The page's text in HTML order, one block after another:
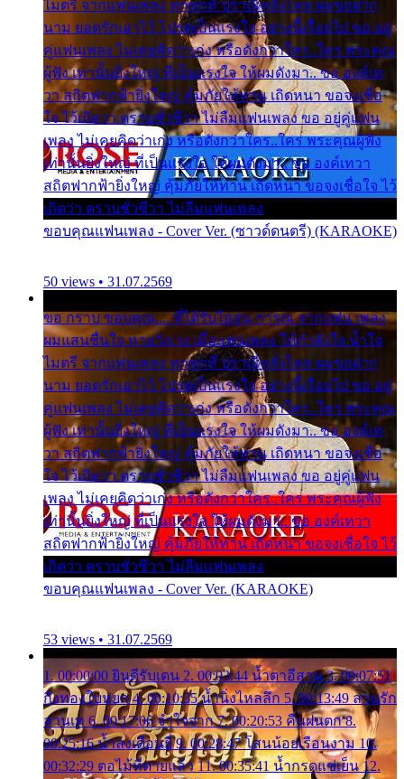
ไมตรี จากแฟนเพลง ทุกทุกที่ ปราณีหลั่งไหล ผมขอฝาก
นาม ยอดรักเอาไว้ โปรดเป็นแรงใจ อย่างนี้เรื่อยไป ขอ อยู่
คู่แฟนเพลง ไม่เคยคิดว่าเก่ง หรือดังกว่าใคร..ใคร พระคุณ
ผู้ฟัง เท่านั้นยิ่งใหญ่ ที่เป็นแรงใจ ให้ผมดังมา.. ขอ องค์เท
วา สถิตฟากฟ้ายิ่งใหญ่ คุ้มภัยให้ท่าน เถิดหนา ขอจงเชื่อ
ใจ ไว้เถิดว่า ตราบชั่วชีวา ไม่ลืมแฟนเพลง ขอ อยู่คู่แฟน
เพลง ไม่เคยคิดว่าเก่ง หรือดังกว่าใคร..ใคร พระคุณผู้ฟัง
เท่านั้นยิ่งใหญ่ ที่เป็นแรงใจ ให้ผมดังมา.. ขอ องค์เทวา
สถิตฟากฟ้ายิ่งใหญ่ คุ้มภัยให้ท่าน เถิดหนา ขอจงเชื่อใจ ไว้
เถิดว่า ตราบชั่วชีวา ไม่ลืมแฟนเพลง
ขอบคุณแฟนเพลง - Cover Ver. (ซาวด์ดนตรี) (KARAOKE)
50 views • 31.07.2569
ขอ กราบ ขอบคุณ.... ที่ได้รับไออุ่น การุณ จากแฟน เพลง
ผมแสนชื่นใจ หายวังเวง เมื่อแฟนเพลง ให้กำลังใจ น้ำใจ
ไมตรี จากแฟนเพลง ทุกทุกที่ ปราณีหลั่งไหล ผมขอฝาก
นาม ยอดรักเอาไว้ โปรดเป็นแรงใจ อย่างนี้เรื่อยไป ขอ อยู่
คู่แฟนเพลง ไม่เคยคิดว่าเก่ง หรือดังกว่าใคร..ใคร พระคุณ
ผู้ฟัง เท่านั้นยิ่งใหญ่ ที่เป็นแรงใจ ให้ผมดังมา.. ขอ องค์เท
วา สถิตฟากฟ้ายิ่งใหญ่ คุ้มภัยให้ท่าน เถิดหนา ขอจงเชื่อ
ใจ ไว้เถิดว่า ตราบชั่วชีวา ไม่ลืมแฟนเพลง ขอ อยู่คู่แฟน
เพลง ไม่เคยคิดว่าเก่ง หรือดังกว่าใคร..ใคร พระคุณผู้ฟัง
เท่านั้นยิ่งใหญ่ ที่เป็นแรงใจ ให้ผมดังมา.. ขอ องค์เทวา
สถิตฟากฟ้ายิ่งใหญ่ คุ้มภัยให้ท่าน เถิดหนา ขอจงเชื่อใจ ไว้
เถิดว่า ตราบชั่วชีวา ไม่ลืมแฟนเพลง
ขอบคุณแฟนเพลง - Cover Ver. (KARAOKE)
53 views • 31.07.2569
1. 00:00:00 ยินดีรับเดน 2. 00:03:44 น้ำตาอีสาน 3. 00:07:51
กิ่งทองใบหยก 4. 00:10:35 น้ำนิ่งไหลลึก 5. 00:13:49 ลานรัก
ลานเท 6. 00:17:06 จำใจจาก 7. 00:20:53 คืนฝนตก 8.
00:25:16 น้ำลงเดือนยี่ 9. 00:28:47 โสนน้อยเรือนงาม 10.
00:32:29 ตอไม้ที่ตายแล้ว 11. 00:35:41 น้ำกรดแช่เย็น 12.